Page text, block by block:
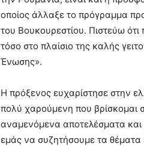
οποίος άλλαξε το πρόγραμμα
του Βουκουρεστίου. Πιστεύω
τόσο στο πλαίσιο της καλής
Ένωσης».
Η πρόξενος ευχαρίστησε στην
πολύ χαρούμενη που βρίσκομαι
αναμενόμενα αποτελέσματα και
εμάς να συζητήσουμε τα θέματα